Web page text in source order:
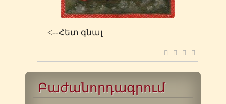
<--Հետ գնալ
Բաժանորդագրում